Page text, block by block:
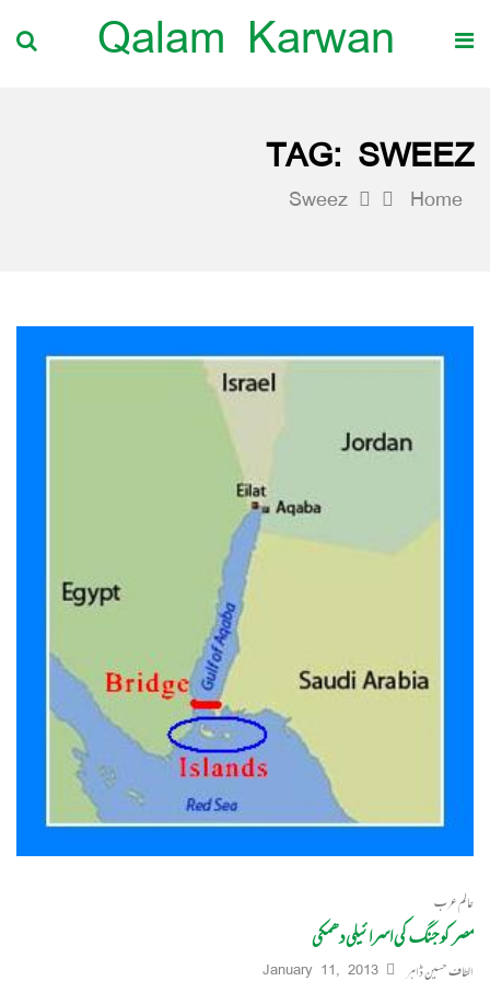
Qalam Karwan
TAG: SWEEZ
Home
Sweez
عالم عرب
مصر کو جنگ کی اسرائیلی دھمکی
الطاف حسین ڈاہر January 11, 2013